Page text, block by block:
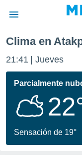
de
ha sido
que se
calidad.
a este
las
Clima en
21:41 Jueves
Parcialmente
Sensación de 19°